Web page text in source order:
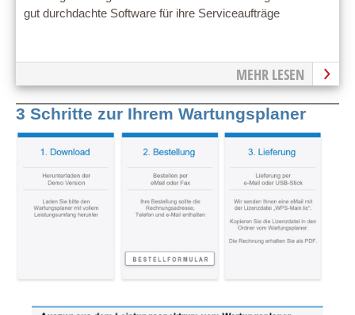
gut durchdachte Software für ihre Serviceaufträge
MEHR LESEN
3 Schritte zur Ihrem Wartungsplaner